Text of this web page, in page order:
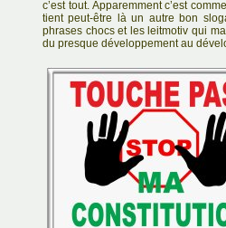
c’est tout. Apparemment c’est
tient peut-être là un autre bon
phrases chocs et les leitmotiv qui
du presque développement au